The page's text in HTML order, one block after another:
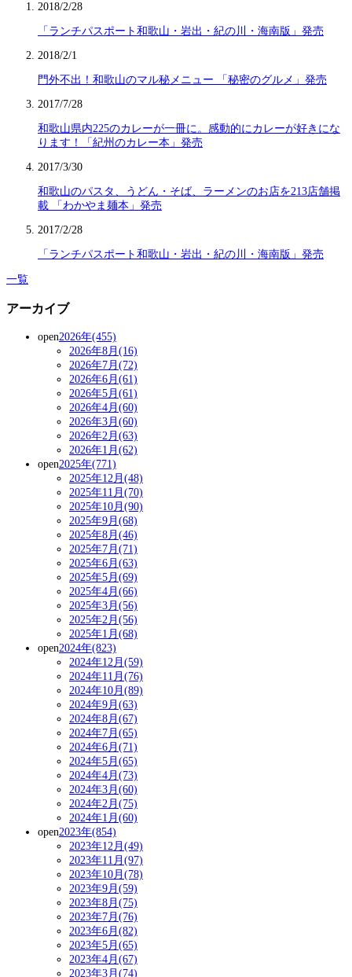
2018/2/28
「ランチパスポート和歌山・岩出・紀の川・海南版」発売
2018/2/1
門外不出！和歌山のマル秘メニュー 「秘密のグルメ」発売
2017/7/28
和歌山県内225のカレーが一冊に。感動的にカレーが好きにな
ります！「紀州のカレー本」発売
2017/3/30
和歌山のパスタ、うどん・そば、ラーメンのお店を213店舗掲
載 「わかやま麺本」発売
2017/2/28
「ランチパスポート和歌山・岩出・紀の川・海南版」発売
一覧
アーカイブ
open2026年(455)
2026年8月(16)
2026年7月(72)
2026年6月(61)
2026年5月(61)
2026年4月(60)
2026年3月(60)
2026年2月(63)
2026年1月(62)
open2025年(771)
2025年12月(48)
2025年11月(70)
2025年10月(90)
2025年9月(68)
2025年8月(46)
2025年7月(71)
2025年6月(63)
2025年5月(69)
2025年4月(66)
2025年3月(56)
2025年2月(56)
2025年1月(68)
open2024年(823)
2024年12月(59)
2024年11月(76)
2024年10月(89)
2024年9月(63)
2024年8月(67)
2024年7月(65)
2024年6月(71)
2024年5月(65)
2024年4月(73)
2024年3月(60)
2024年2月(75)
2024年1月(60)
open2023年(854)
2023年12月(49)
2023年11月(97)
2023年10月(78)
2023年9月(59)
2023年8月(75)
2023年7月(76)
2023年6月(82)
2023年5月(65)
2023年4月(67)
2023年3月(74)